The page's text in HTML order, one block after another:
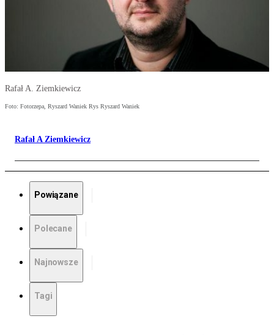
Rafał A. Ziemkiewicz
Foto: Fotorzepa, Ryszard Waniek Rys Ryszard Waniek
Rafał A Ziemkiewicz
Powiązane
Polecane
Najnowsze
Tagi